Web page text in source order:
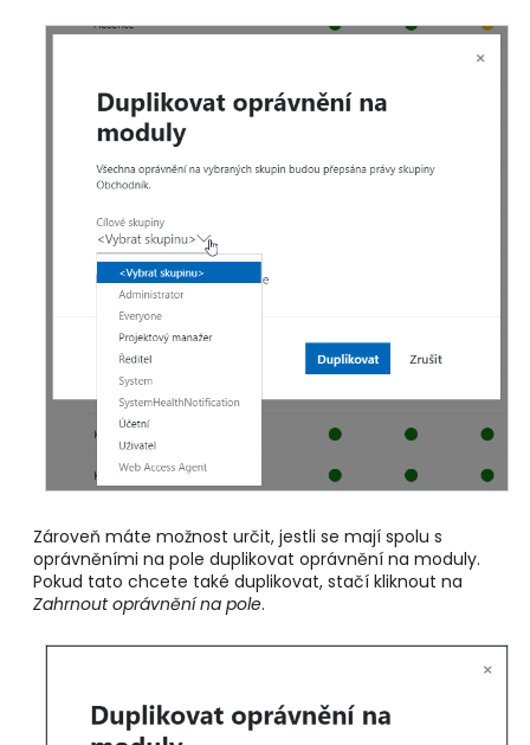
Zároveň máte možnost určit, jestli se mají spolu s
oprávněními na pole duplikovat oprávnění na moduly.
Pokud tato chcete také duplikovat, stačí kliknout na
Zahrnout oprávnění na pole.